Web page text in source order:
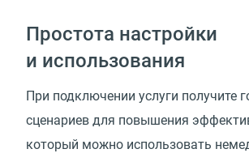
Простота настройки
и использования
При подключении услуги получите
сценариев для повышения
который можно использовать